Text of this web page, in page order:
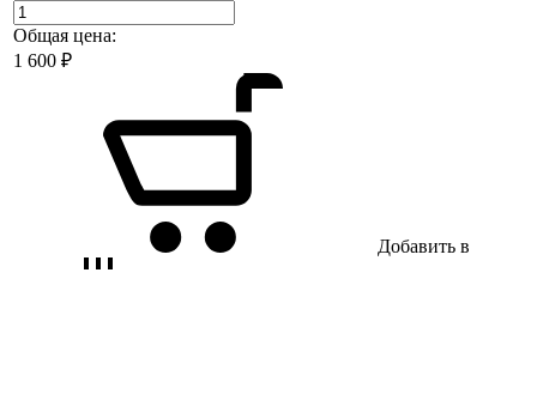
Общая цена:
1 600 ₽
Добавить в